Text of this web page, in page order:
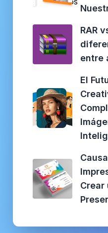
RAR
entre
El
Crear